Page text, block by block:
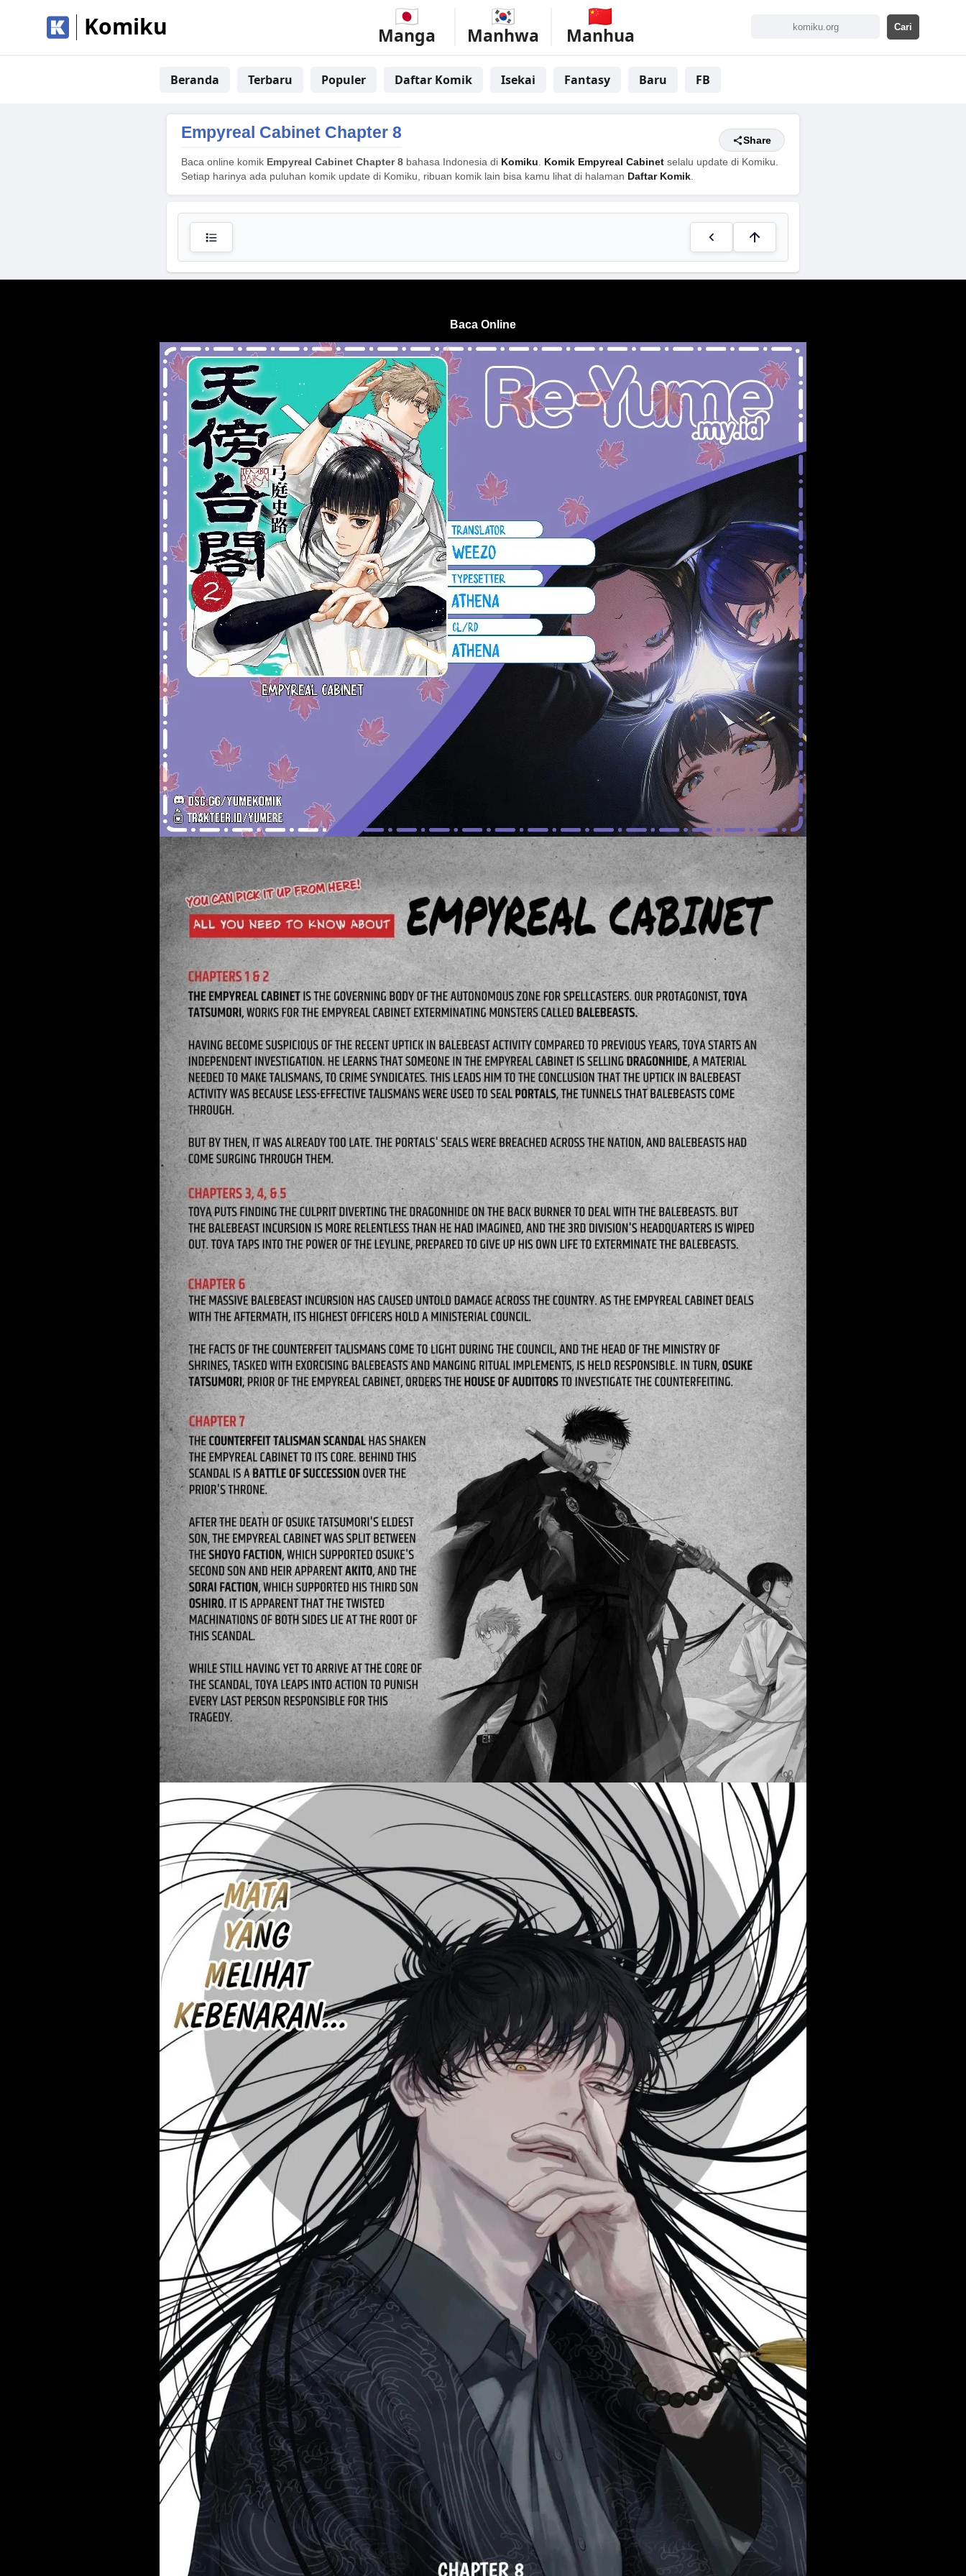
Komiku Manga Manhwa Manhua
Beranda Terbaru Populer Daftar Komik Isekai Fantasy Baru FB
Empyreal Cabinet Chapter 8 Share
Baca online komik Empyreal Cabinet Chapter 8 bahasa Indonesia di Komiku. Komik Empyreal Cabinet selalu update di Komiku.
Setiap harinya ada puluhan komik update di Komiku, ribuan komik lain bisa kamu lihat di halaman Daftar Komik.
Baca Online